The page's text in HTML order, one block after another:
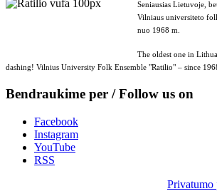
Seniausias Lietuvoje,
Vilniaus universiteto
nuo 1968 m.
The oldest one in
dashing! Vilnius University Folk Ensemble "Ratilio" – since
Bendraukime per / Follow us on
Facebook
Instagram
YouTube
RSS
Privatumo